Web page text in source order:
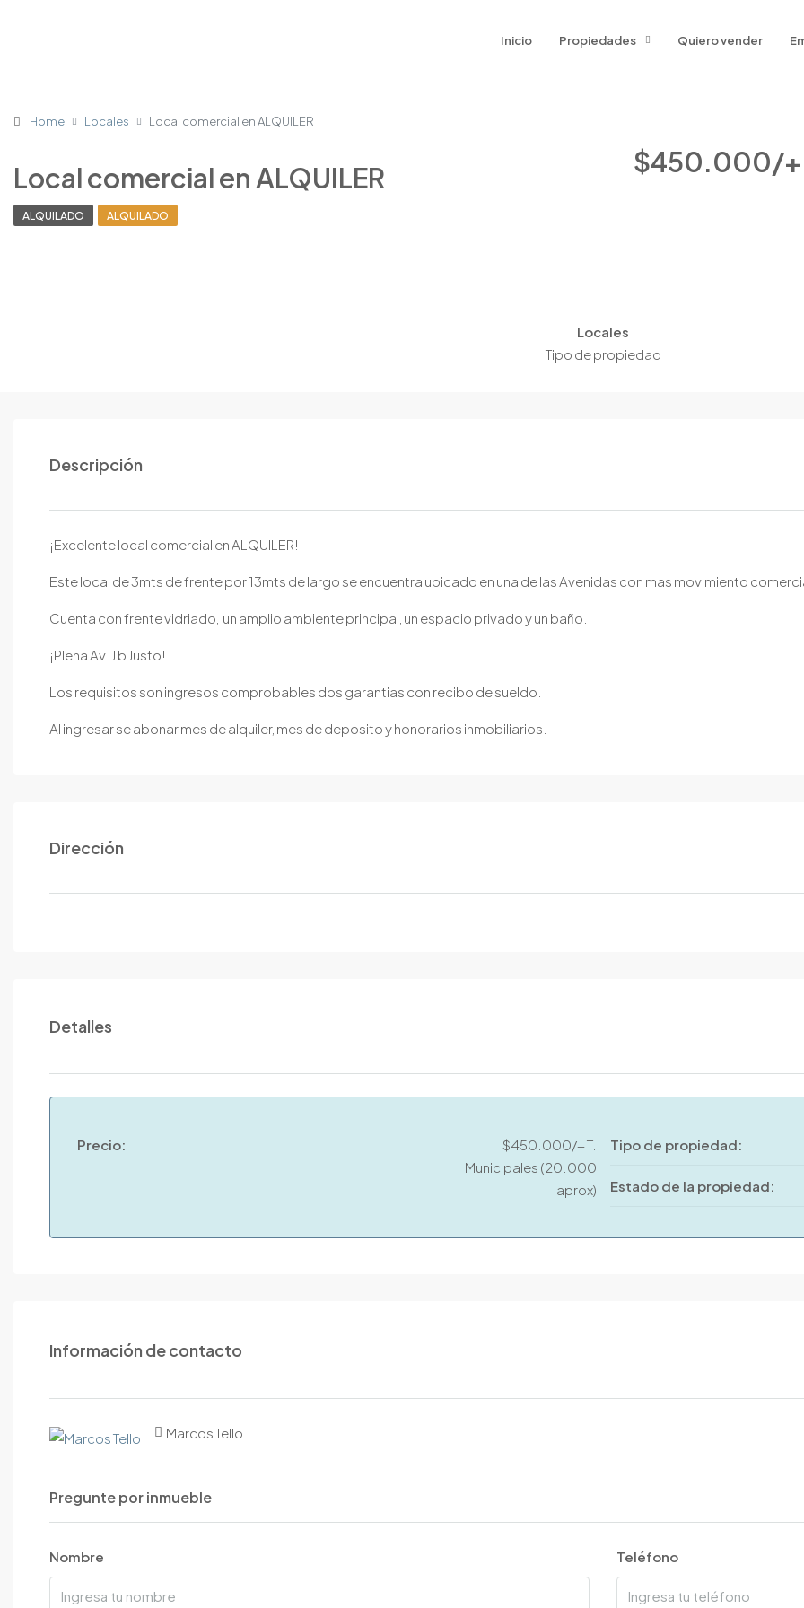
Inicio Propiedades Quiero vender
Home Locales Local comercial en ALQUILER
Local comercial en ALQUILER $450.000/+
ALQUILADO ALQUILADO
Locales
Tipo de propiedad
Descripción
¡Excelente local comercial en ALQUILER!
Este local de 3mts de frente por 13mts de largo se encuentra ubicado en una de las Avenidas con mas movimiento
Cuenta con frente vidriado, un amplio ambiente principal, un espacio privado y un baño.
¡Plena Av. J b Justo!
Los requisitos son ingresos comprobables dos garantias con recibo de sueldo.
Al ingresar se abonar mes de alquiler, mes de deposito y honorarios inmobiliarios.
Dirección
Detalles
Precio:
$450.000/+ T.
Municipales (20.000
aprox)
Tipo de propiedad:
Estado de la propiedad:
Información de contacto
Marcos Tello
Pregunte por inmueble
Nombre Teléfono